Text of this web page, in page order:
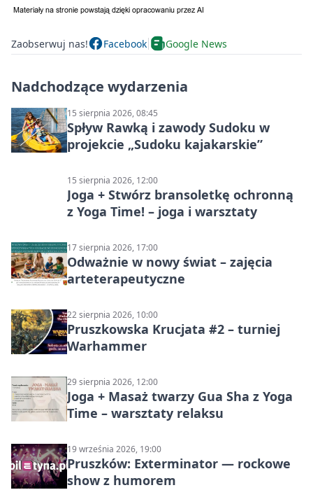
Zaobserwuj nas! Facebook Google News
Nadchodzące wydarzenia
15 sierpnia 2026, 08:45
Spływ Rawką i zawody Sudoku w
projekcie „Sudoku kajakarskie”
15 sierpnia 2026, 12:00
Joga + Stwórz bransoletkę ochronną
z Yoga Time! – joga i warsztaty
17 sierpnia 2026, 17:00
Odważnie w nowy świat – zajęcia
arteterapeutyczne
22 sierpnia 2026, 10:00
Pruszkowska Krucjata #2 – turniej
Warhammer
29 sierpnia 2026, 12:00
Joga + Masaż twarzy Gua Sha z Yoga
Time – warsztaty relaksu
19 września 2026, 19:00
Pruszków: Exterminator — rockowe
show z humorem